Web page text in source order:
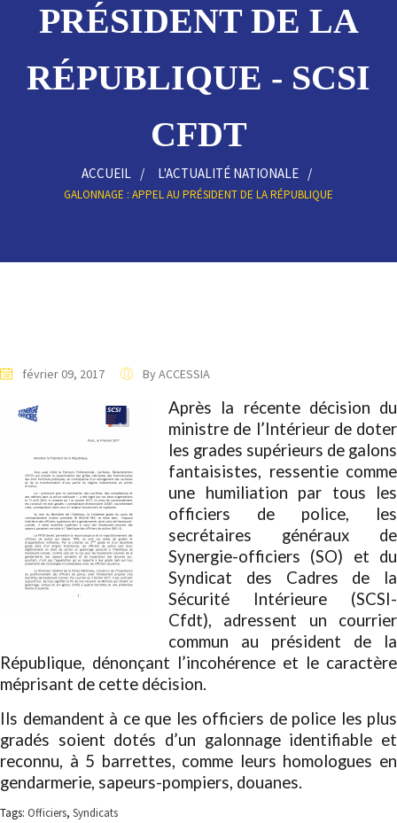
PRÉSIDENT DE LA
RÉPUBLIQUE - SCSI
CFDT
ACCUEIL L'ACTUALITÉ NATIONALE
GALONNAGE : APPEL AU PRÉSIDENT DE LA RÉPUBLIQUE
février 09, 2017 By ACCESSIA
Après la récente décision du
ministre de l’Intérieur de doter
les grades supérieurs de galons
fantaisistes, ressentie comme
une humiliation par tous les
officiers de police, les
secrétaires généraux de
Synergie-officiers (SO) et du
Syndicat des Cadres de la
Sécurité Intérieure (SCSI-
Cfdt), adressent un courrier
commun au président de la
République, dénonçant l’incohérence et le caractère
méprisant de cette décision.
Ils demandent à ce que les officiers de police les plus
gradés soient dotés d’un galonnage identifiable et
reconnu, à 5 barrettes, comme leurs homologues en
gendarmerie, sapeurs-pompiers, douanes.
Tags: Officiers, Syndicats